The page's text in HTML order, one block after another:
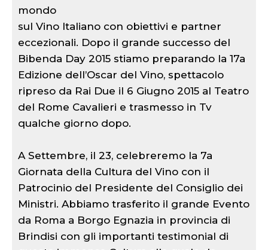
mondo
sul Vino Italiano con obiettivi e partner
eccezionali. Dopo il grande successo del
Bibenda Day 2015 stiamo preparando la 17a
Edizione dell’Oscar del Vino, spettacolo
ripreso da Rai Due il 6 Giugno 2015 al Teatro
del Rome Cavalieri e trasmesso in Tv
qualche giorno dopo.
A Settembre, il 23, celebreremo la 7a
Giornata della Cultura del Vino con il
Patrocinio del Presidente del Consiglio dei
Ministri. Abbiamo trasferito il grande Evento
da Roma a Borgo Egnazia in provincia di
Brindisi con gli importanti testimonial di